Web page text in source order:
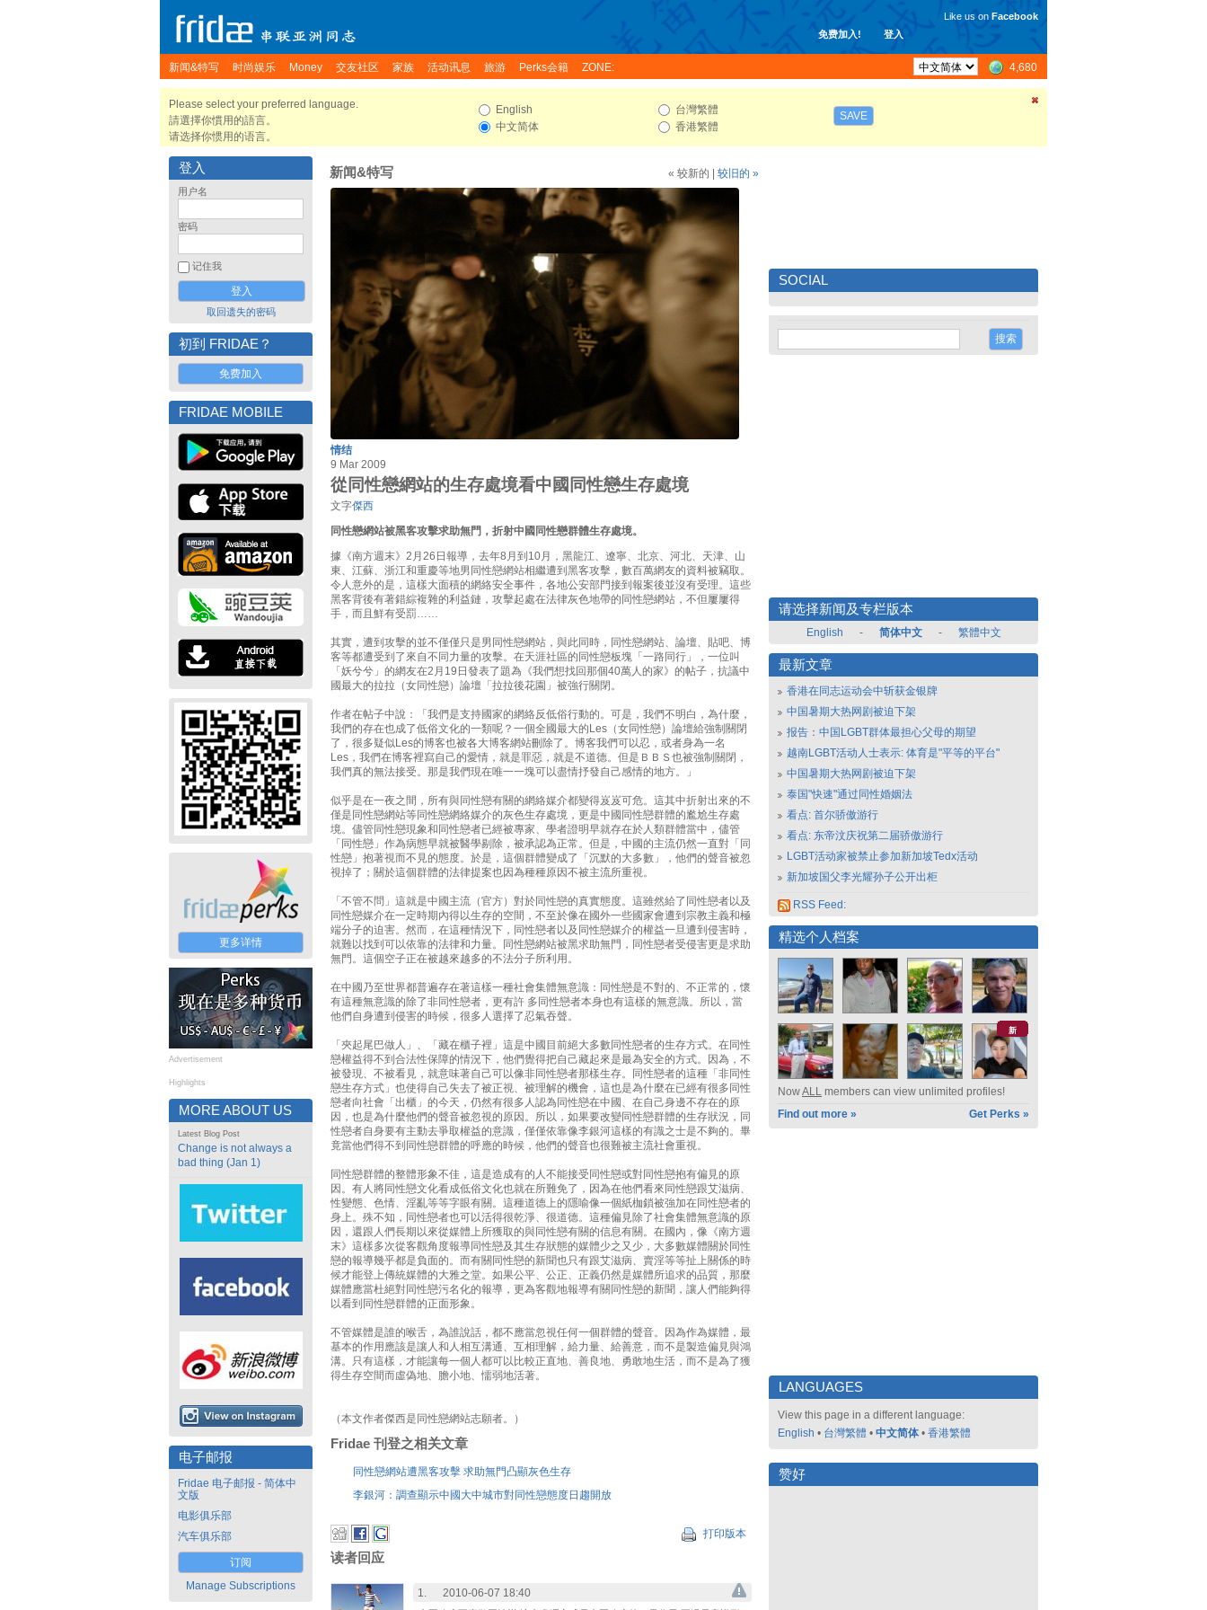
免费加入! 登入
Like us on Facebook
新闻&特写 时尚娱乐 Money 交友社区 家族 活动讯息 旅游 Perks会籍 ZONE: 4,680
Please select your preferred language.
請選擇你慣用的語言。
请选择你惯用的语言。
English
中文简体
台灣繁體
香港繁體
SAVE
登入
用户名
密码
记住我
取回遗失的密码
初到 FRIDAE？
免费加入
FRIDAE MOBILE
更多详情
Advertisement
Highlights
MORE ABOUT US
Latest Blog Post
Change is not always a
bad thing (Jan 1)
电子邮报
Fridae 电子邮报 - 简体中
文版
电影俱乐部
汽车俱乐部
订阅
Manage Subscriptions
新闻&特写 « 较新的 较旧的 »
情结
9 Mar 2009
從同性戀網站的生存處境看中國同性戀生存處境
文字傑西
同性戀網站被黑客攻擊求助無門，折射中國同性戀群體生存處境。
據《南方週末》2月26日報導，去年8月到10月，黑龍江、遼寧、北京、河北、天津、山
東、江蘇、浙江和重慶等地男同性戀網站相繼遭到黑客攻擊，數百萬網友的資料被竊取。
令人意外的是，這樣大面積的網絡安全事件，各地公安部門接到報案後並沒有受理。這些
黑客背後有著錯綜複雜的利益鏈，攻擊起處在法律灰色地帶的同性戀網站，不但屢屢得
手，而且鮮有受罰……
其實，遭到攻擊的並不僅僅只是男同性戀網站，與此同時，同性戀網站、論壇、貼吧、博
客等都遭受到了來自不同力量的攻擊。在天涯社區的同性戀板塊「一路同行」，一位叫
「妖兮兮」的網友在2月19日發表了題為《我們想找回那個40萬人的家》的帖子，抗議中
國最大的拉拉（女同性戀）論壇「拉拉後花園」被強行關閉。
作者在帖子中說：「我們是支持國家的網絡反低俗行動的。可是，我們不明白，為什麼，
我們的存在也成了低俗文化的一類呢？一個全國最大的Les（女同性戀）論壇給強制關閉
了，很多疑似Les的博客也被各大博客網站刪除了。博客我們可以忍，或者身為一名
Les，我們在博客裡寫自己的愛情，就是罪惡，就是不道德。但是ＢＢＳ也被強制關閉，
我們真的無法接受。那是我們現在唯一一塊可以盡情抒發自己感情的地方。」
似乎是在一夜之間，所有與同性戀有關的網絡媒介都變得岌岌可危。這其中折射出來的不
僅是同性戀網站等同性戀網絡媒介的灰色生存處境，更是中國同性戀群體的尷尬生存處
境。儘管同性戀現象和同性戀者已經被專家、學者證明早就存在於人類群體當中，儘管
「同性戀」作為病態早就被醫學剔除，被承認為正常。但是，中國的主流仍然一直對「同
性戀」抱著視而不見的態度。於是，這個群體變成了「沉默的大多數」，他們的聲音被忽
視掉了；關於這個群體的法律提案也因為種種原因不被主流所重視。
「不管不問」這就是中國主流（官方）對於同性戀的真實態度。這雖然給了同性戀者以及
同性戀媒介在一定時期內得以生存的空間，不至於像在國外一些國家會遭到宗教主義和極
端分子的迫害。然而，在這種情況下，同性戀者以及同性戀媒介的權益一旦遭到侵害時，
就難以找到可以依靠的法律和力量。同性戀網站被黑求助無門，同性戀者受侵害更是求助
無門。這個空子正在被越來越多的不法分子所利用。
在中國乃至世界都普遍存在著這樣一種社會集體無意識：同性戀是不對的、不正常的，懷
有這種無意識的除了非同性戀者，更有許 多同性戀者本身也有這樣的無意識。所以，當
他們自身遭到侵害的時候，很多人選擇了忍氣吞聲。
「夾起尾巴做人」、「藏在櫃子裡」這是中國目前絕大多數同性戀者的生存方式。在同性
戀權益得不到合法性保障的情況下，他們覺得把自己藏起來是最為安全的方式。因為，不
被發現、不被看見，就意味著自己可以像非同性戀者那樣生存。同性戀者的這種「非同性
戀生存方式」也使得自己失去了被正視、被理解的機會，這也是為什麼在已經有很多同性
戀者向社會「出櫃」的今天，仍然有很多人認為同性戀在中國、在自己身邊不存在的原
因，也是為什麼他們的聲音被忽視的原因。所以，如果要改變同性戀群體的生存狀況，同
性戀者自身要有主動去爭取權益的意識，僅僅依靠像李銀河這樣的有識之士是不夠的。畢
竟當他們得不到同性戀群體的呼應的時候，他們的聲音也很難被主流社會重視。
同性戀群體的整體形象不佳，這是造成有的人不能接受同性戀或對同性戀抱有偏見的原
因。有人將同性戀文化看成低俗文化也就在所難免了，因為在他們看來同性戀跟艾滋病、
性變態、色情、淫亂等等字眼有關。這種道德上的隱喻像一個紙枷鎖被強加在同性戀者的
身上。殊不知，同性戀者也可以活得很乾淨、很道德。這種偏見除了社會集體無意識的原
因，還跟人們長期以來從媒體上所獲取的與同性戀有關的信息有關。在國內，像《南方週
末》這樣多次從客觀角度報導同性戀及其生存狀態的媒體少之又少，大多數媒體關於同性
戀的報導幾乎都是負面的。而有關同性戀的新聞也只有跟艾滋病、賣淫等等扯上關係的時
候才能登上傳統媒體的大雅之堂。如果公平、公正、正義仍然是媒體所追求的品質，那麼
媒體應當杜絕對同性戀污名化的報導，更為客觀地報導有關同性戀的新聞，讓人們能夠得
以看到同性戀群體的正面形象。
不管媒體是誰的喉舌，為誰說話，都不應當忽視任何一個群體的聲音。因為作為媒體，最
基本的作用應該是讓人和人相互溝通、互相理解，給力量、給善意，而不是製造偏見與鴻
溝。只有這樣，才能讓每一個人都可以比較正直地、善良地、勇敢地生活，而不是為了獲
得生存空間而虛偽地、膽小地、懦弱地活著。
（本文作者傑西是同性戀網站志願者。）
Fridae 刊登之相关文章
同性戀網站遭黑客攻擊 求助無門凸顯灰色生存
李銀河：調查顯示中國大中城市對同性戀態度日趨開放
打印版本
读者回应
1. 2010-06-07 18:40
SOCIAL
请选择新闻及专栏版本
English - 简体中文 - 繁體中文
最新文章
香港在同志运动会中斩获金银牌
中国暑期大热网剧被迫下架
报告：中国LGBT群体最担心父母的期望
越南LGBT活动人士表示: 体育是"平等的平台"
中国暑期大热网剧被迫下架
泰国"快速"通过同性婚姻法
看点: 首尔骄傲游行
看点: 东帝汶庆祝第二届骄傲游行
LGBT活动家被禁止参加新加坡Tedx活动
新加坡国父李光耀孙子公开出柜
RSS Feed:
精选个人档案
新
NowALL members can view unlimited profiles!
Find out more »
Get Perks »
LANGUAGES
View this page in a different language:
English • 台灣繁體 • 中文简体 • 香港繁體
赞好